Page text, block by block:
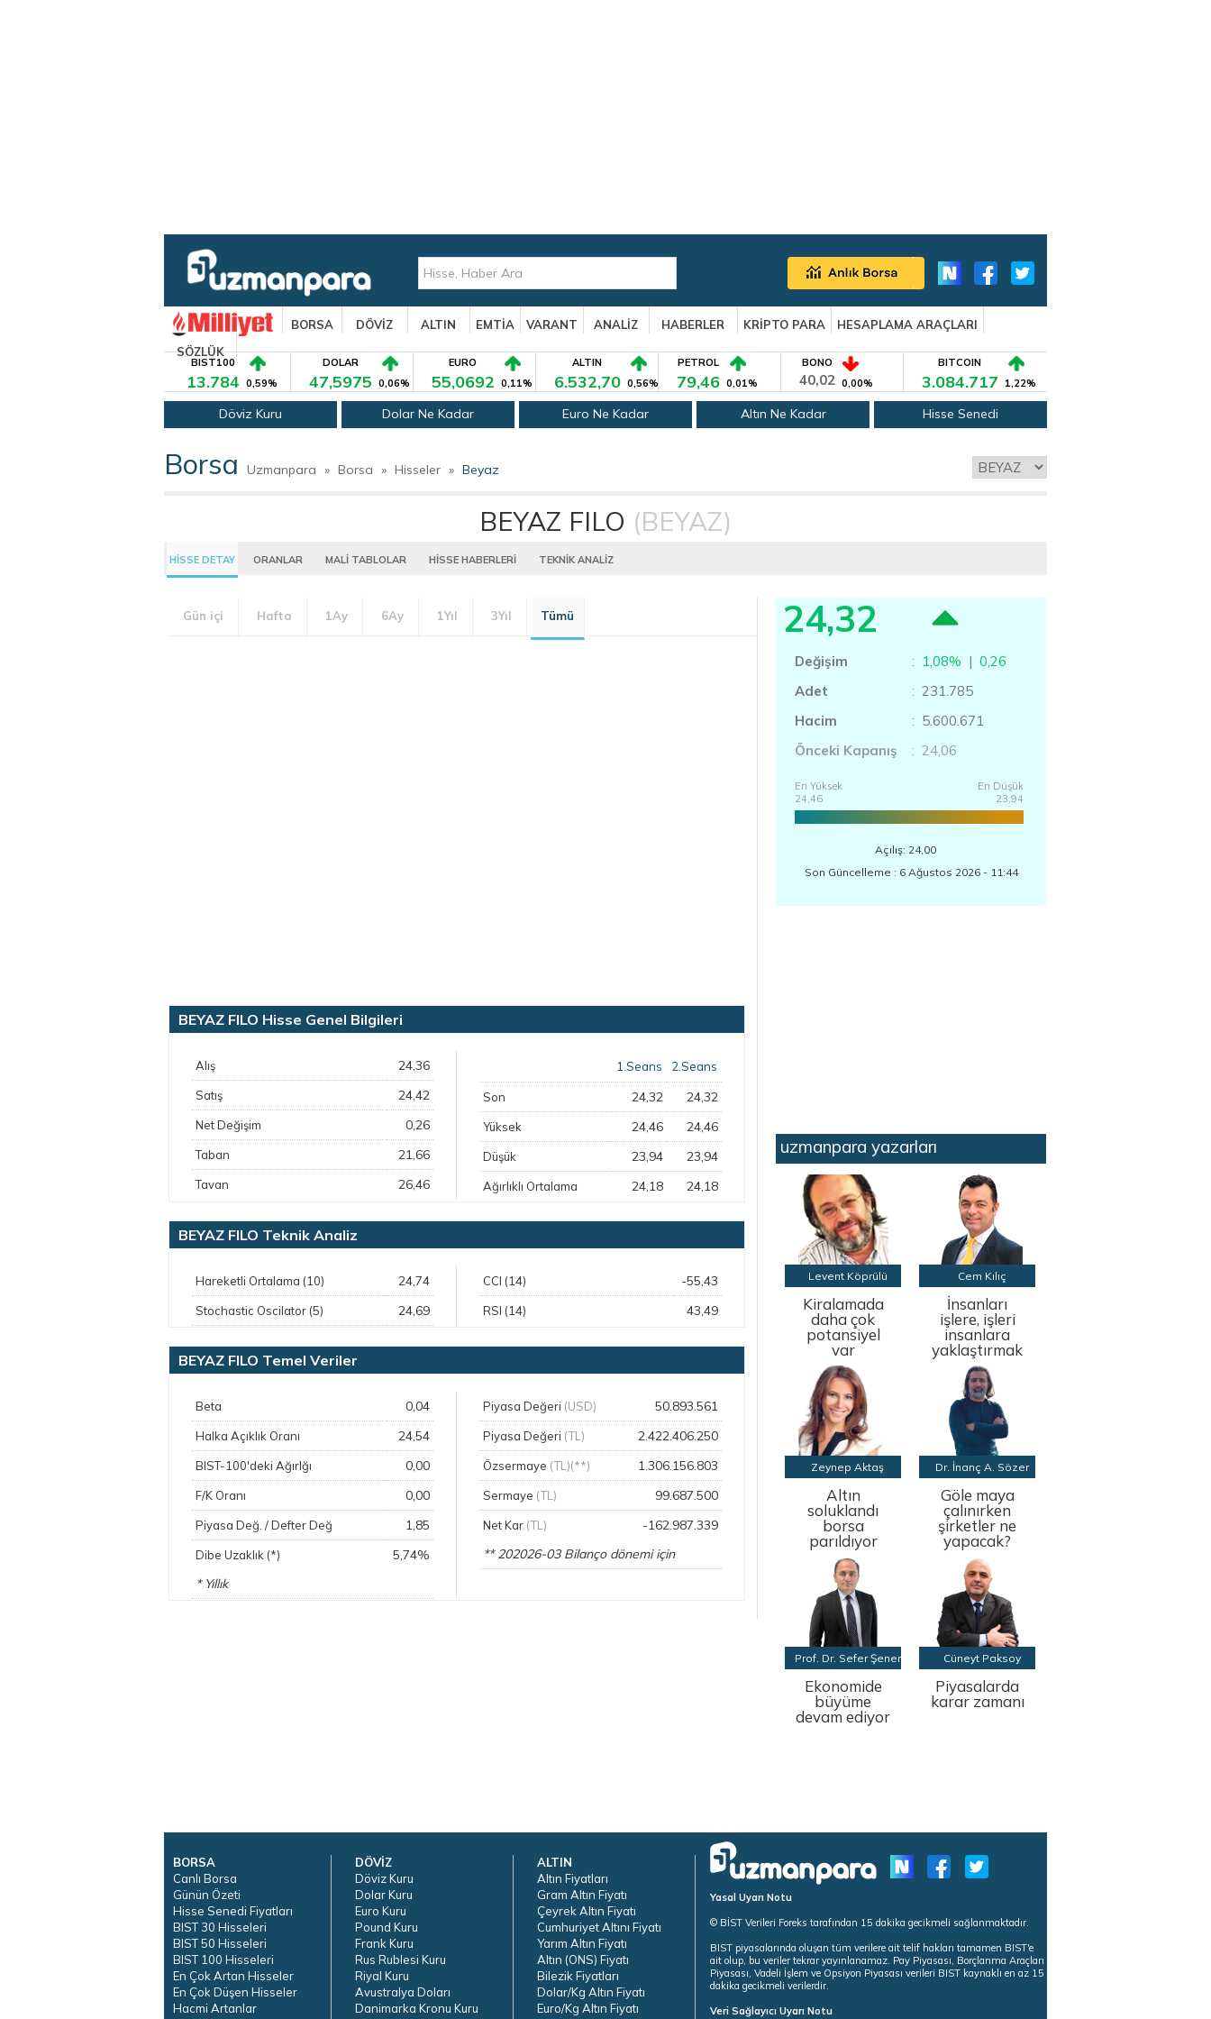
BORSA DÖVİZ ALTIN EMTİA VARANT ANALİZ HABERLER KRİPTO PARA
HESAPLAMA ARAÇLARI
SÖZLÜK
BIST100
13.784 0,59%
DOLAR
47,5975 0,06%
EURO
55,0692 0,11%
ALTIN
6.532,70 0,56%
PETROL
79,46 0,01%
BONO
40,02 0,00%
BITCOIN
3.084.717 1,22%
Döviz Kuru Dolar Ne Kadar Euro Ne Kadar Altın Ne Kadar Hisse Senedi
Borsa Uzmanpara » Borsa » Hisseler » Beyaz
BEYAZ FILO (BEYAZ)
HİSSE DETAY ORANLAR MALİ TABLOLAR HİSSE HABERLERİ TEKNİK ANALİZ
Gün içi Hafta 1Ay 6Ay 1Yıl 3Yıl Tümü
BEYAZ FILO Hisse Genel Bilgileri
Alış 24,36
Satış 24,42
Net Değişim 0,26
Taban 21,66
Tavan 26,46
1.Seans 2.Seans
Son 24,32 24,32
Yüksek 24,46 24,46
Düşük 23,94 23,94
Ağırlıklı Ortalama 24,18 24,18
BEYAZ FILO Teknik Analiz
Hareketli Ortalama (10) 24,74
Stochastic Oscilator (5) 24,69
CCI (14) -55,43
RSI (14) 43,49
BEYAZ FILO Temel Veriler
Beta 0,04
Halka Açıklık Oranı 24,54
BIST-100'deki Ağırlğı 0,00
F/K Oranı 0,00
Piyasa Değ. / Defter Değ 1,85
Dibe Uzaklık (*)
5,74%
* Yıllık
Piyasa Değeri (USD) 50.893.561
Piyasa Değeri (TL) 2.422.406.250
Özsermaye (TL)(**) 1.306.156.803
Sermaye (TL) 99.687.500
Net Kar (TL)
-162.987.339
** 202026-03 Bilanço dönemi için
24,32
Değişim : 1,08% | 0,26
Adet
: 231.785
Hacim
: 5.600.671
Önceki Kapanış
: 24,06
En Yüksek
24,46
En Düşük
23,94
Açılış: 24,00
Son Güncelleme : 6 Ağustos 2026 - 11:44
uzmanpara yazarları
Levent Köprülü
Kiralamada
daha çok
potansiyel
var
Cem Kılıç
İnsanları
işlere, işleri
insanlara
yaklaştırmak
Zeynep Aktaş
Altın
soluklandı
borsa
parıldıyor
Dr. İnanç A. Sözer
Göle maya
çalınırken
şirketler ne
yapacak?
Prof. Dr. Sefer Şener
Ekonomide
büyüme
devam ediyor
Cüneyt Paksoy
Piyasalarda
karar zamanı
BORSA
Canlı Borsa
Günün Özeti
Hisse Senedi Fiyatları
BIST 30 Hisseleri
BIST 50 Hisseleri
BIST 100 Hisseleri
En Çok Artan Hisseler
En Çok Düşen Hisseler
Hacmi Artanlar
DÖVİZ
Döviz Kuru
Dolar Kuru
Euro Kuru
Pound Kuru
Frank Kuru
Rus Rublesi Kuru
Riyal Kuru
Avustralya Doları
Danimarka Kronu Kuru
ALTIN
Altın Fiyatları
Gram Altın Fiyatı
Çeyrek Altın Fiyatı
Cumhuriyet Altını Fiyatı
Yarım Altın Fiyatı
Altın (ONS) Fiyatı
Bilezik Fiyatları
Dolar/Kg Altın Fiyatı
Euro/Kg Altın Fiyatı
Yasal Uyarı Notu
© BİST Verileri Foreks tarafından 15 dakika gecikmeli sağlanmaktadır.
BIST piyasalarında oluşan tüm verilere ait telif hakları tamamen BIST'e
ait olup, bu veriler tekrar yayınlanamaz. Pay Piyasası, Borçlanma Araçları
Piyasası, Vadeli İşlem ve Opsiyon Piyasası verileri BIST kaynaklı en az 15
dakika gecikmeli verilerdir.
Veri Sağlayıcı Uyarı Notu